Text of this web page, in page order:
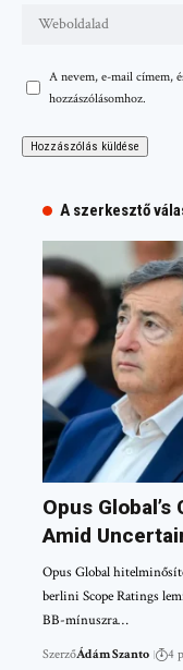
A nevem, e-mail címem,
hozzászólásomhoz.
A szerkesztő
Opus
Amid
Opus Global
berlini Scope Ratings
BB-mínuszra…
SzerzőÁdám Szanto 4